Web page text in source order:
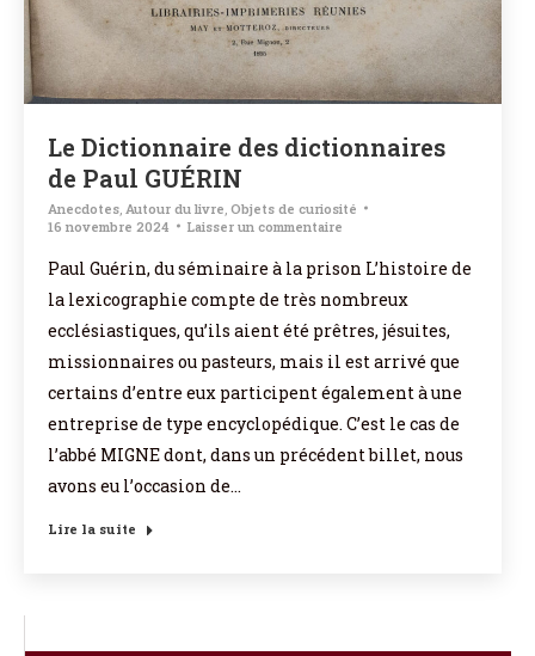
Le Dictionnaire des dictionnaires
de Paul GUÉRIN
Anecdotes Autour du livre Objets de curiosité
16 novembre 2024
Laisser un commentaire
Paul Guérin, du séminaire à la prison L’histoire de
la lexicographie compte de très nombreux
ecclésiastiques, qu’ils aient été prêtres, jésuites,
missionnaires ou pasteurs, mais il est arrivé que
certains d’entre eux participent également à une
entreprise de type encyclopédique. C’est le cas de
l’abbé MIGNE dont, dans un précédent billet, nous
avons eu l’occasion de…
Lire la suite